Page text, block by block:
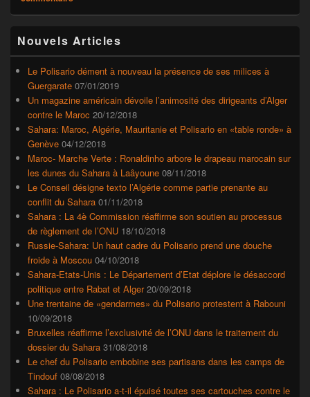
principale
de
widget
barre
latérale
Nouvels Articles
Le Polisario dément à nouveau la présence de ses milices à
Guergarate 07/01/2019
Un magazine américain dévoile l’animosité des dirigeants d’Alger
contre le Maroc 20/12/2018
Sahara: Maroc, Algérie, Mauritanie et Polisario en «table ronde» à
Genève 04/12/2018
Maroc- Marche Verte : Ronaldinho arbore le drapeau marocain sur
les dunes du Sahara à Laâyoune 08/11/2018
Le Conseil désigne texto l’Algérie comme partie prenante au
conflit du Sahara 01/11/2018
Sahara : La 4è Commission réaffirme son soutien au processus
de règlement de l’ONU 18/10/2018
Russie-Sahara: Un haut cadre du Polisario prend une douche
froide à Moscou 04/10/2018
Sahara-Etats-Unis : Le Département d’Etat déplore le désaccord
politique entre Rabat et Alger 20/09/2018
Une trentaine de «gendarmes» du Polisario protestent à Rabouni
10/09/2018
Bruxelles réaffirme l’exclusivité de l’ONU dans le traitement du
dossier du Sahara 31/08/2018
Le chef du Polisario embobine ses partisans dans les camps de
Tindouf 08/08/2018
Sahara : Le Polisario a-t-il épuisé toutes ses cartouches contre le